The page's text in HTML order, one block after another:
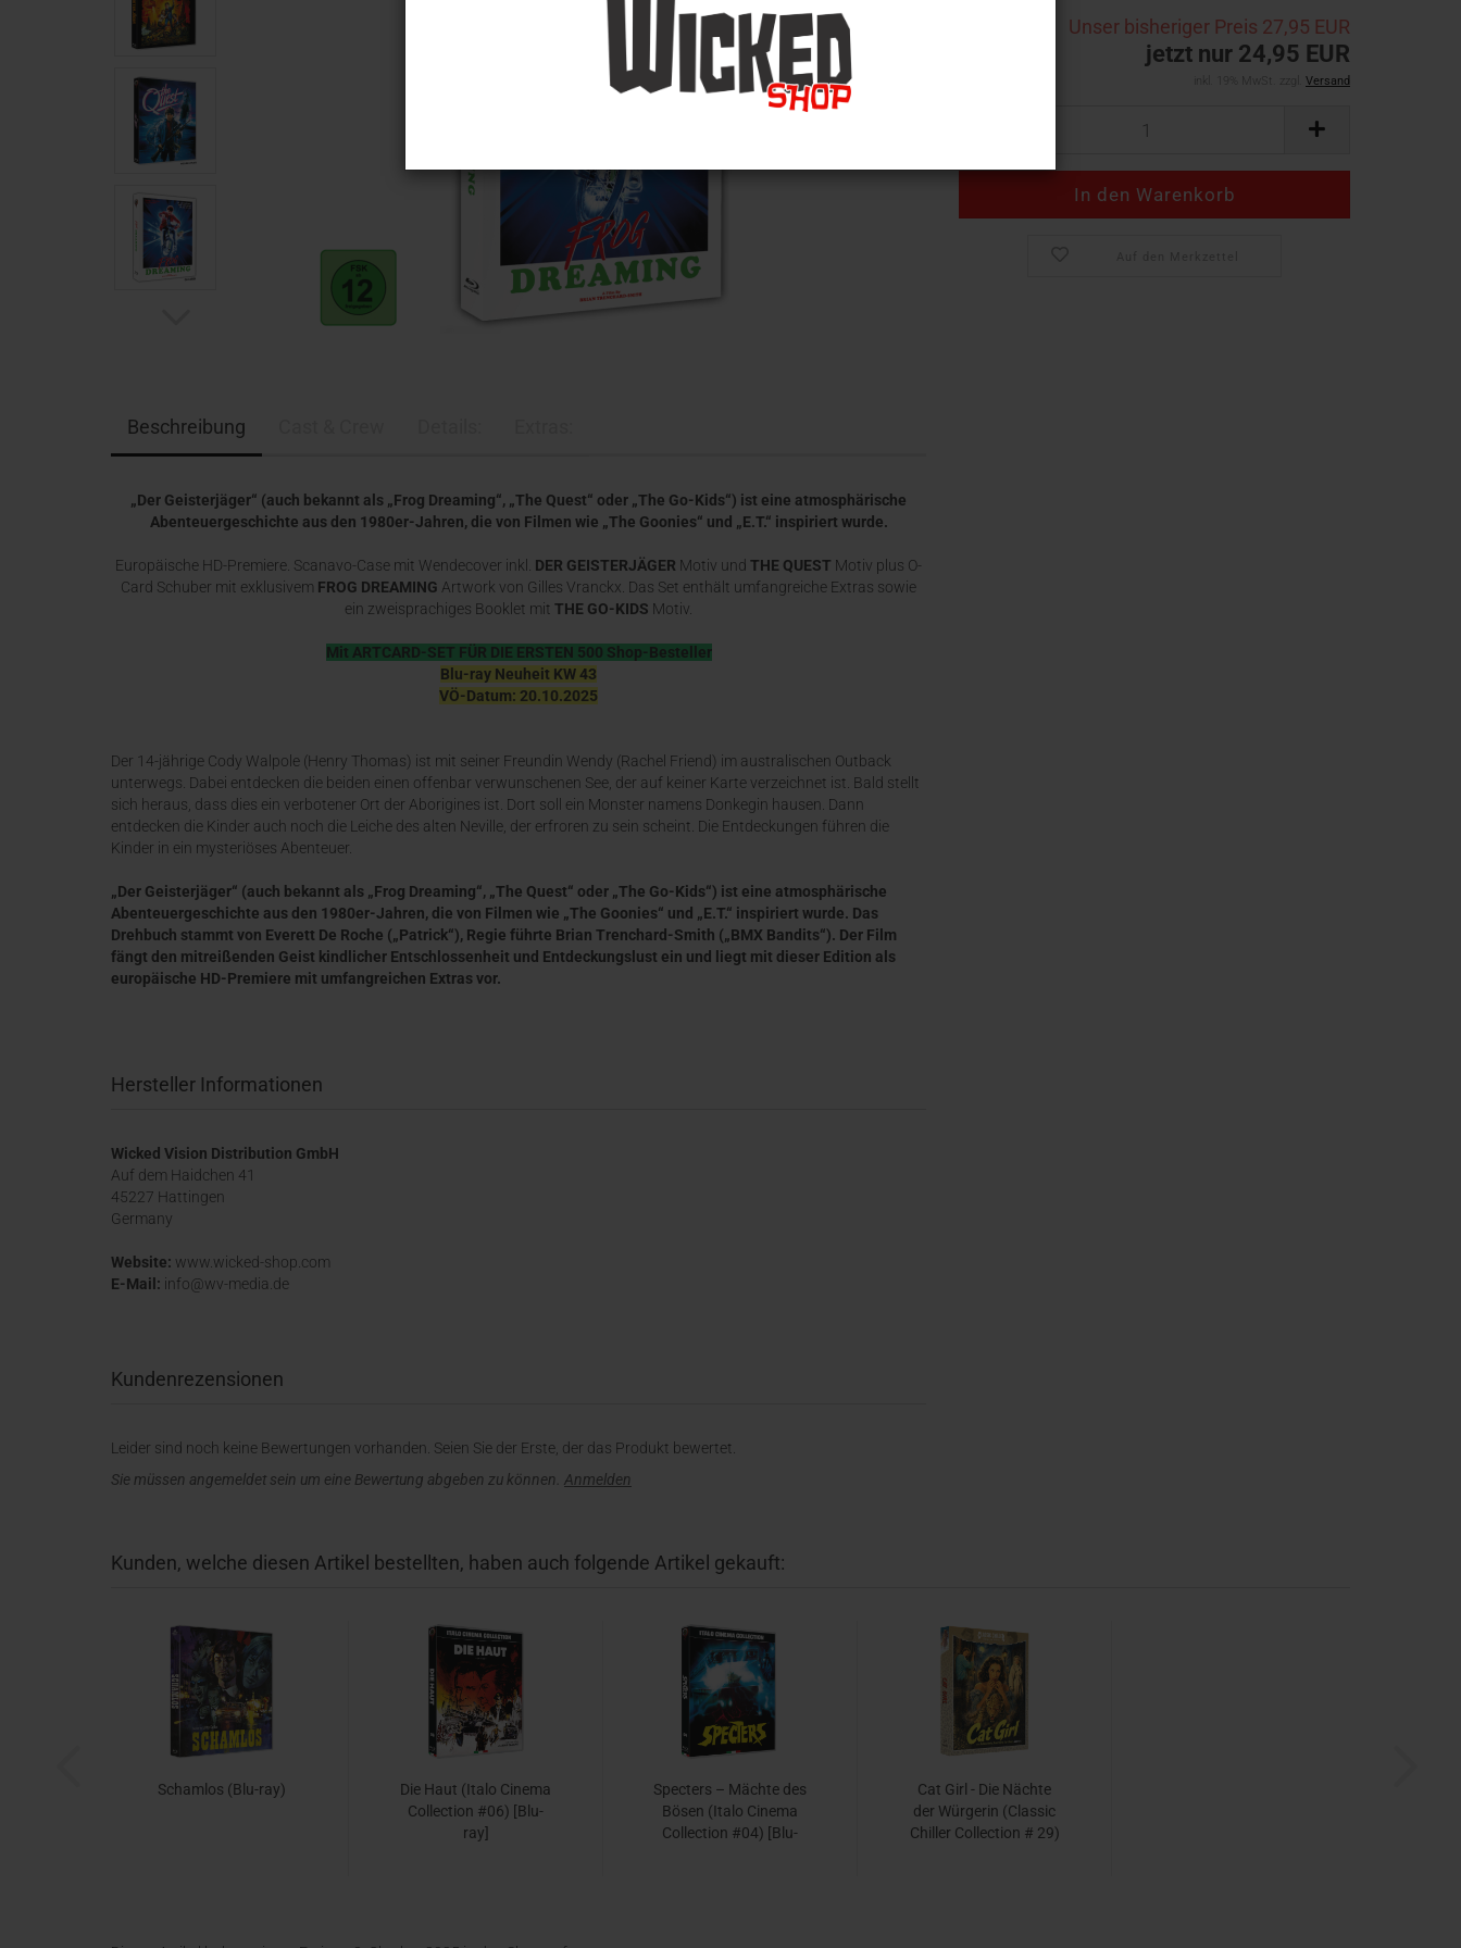
Unser bisheriger Preis 27,95 EUR
jetzt nur 24,95 EUR
inkl. 19% MwSt. zzgl. Versand
Beschreibung
„Der Geisterjäger“ (auch bekannt als „Frog Dreaming“, „The Quest“ oder „The Go-Kids“) ist eine atmosphärische
Abenteuergeschichte aus den 1980er-Jahren, die von Filmen wie „The Goonies“ und „E.T.“ inspiriert wurde.
Europäische HD-Premiere. Scanavo-Case mit Wendecover inkl. DER GEISTERJÄGER Motiv und THE QUEST Motiv plus O-
Card Schuber mit exklusivem FROG DREAMING Artwork von Gilles Vranckx. Das Set enthält umfangreiche Extras sowie
ein zweisprachiges Booklet mit THE GO-KIDS Motiv.
Mit ARTCARD-SET FÜR DIE ERSTEN 500 Shop-Besteller
Blu-ray Neuheit KW 43
VÖ-Datum: 20.10.2025
Der 14-jährige Cody Walpole (Henry Thomas) ist mit seiner Freundin Wendy (Rachel Friend) im australischen Outback
unterwegs. Dabei entdecken die beiden einen offenbar verwunschenen See, der auf keiner Karte verzeichnet ist. Bald stellt
sich heraus, dass dies ein verbotener Ort der Aborigines ist. Dort soll ein Monster namens Donkegin hausen. Dann
entdecken die Kinder auch noch die Leiche des alten Neville, der erfroren zu sein scheint. Die Entdeckungen führen die
Kinder in ein mysteriöses Abenteuer.
„Der Geisterjäger“ (auch bekannt als „Frog Dreaming“, „The Quest“ oder „The Go-Kids“) ist eine atmosphärische
Abenteuergeschichte aus den 1980er-Jahren, die von Filmen wie „The Goonies“ und „E.T.“ inspiriert wurde. Das
Drehbuch stammt von Everett De Roche („Patrick“), Regie führte Brian Trenchard-Smith („BMX Bandits“). Der Film
fängt den mitreißenden Geist kindlicher Entschlossenheit und Entdeckungslust ein und liegt mit dieser Edition als
europäische HD-Premiere mit umfangreichen Extras vor.
Hersteller Informationen
Wicked Vision Distribution GmbH
Auf dem Haidchen 41
45227 Hattingen
Germany
Website: www.wicked-shop.com
E-Mail: info@wv-media.de
Kundenrezensionen
Leider sind noch keine Bewertungen vorhanden. Seien Sie der Erste, der das Produkt bewertet.
Sie müssen angemeldet sein um eine Bewertung abgeben zu können. Anmelden
Kunden, welche diesen Artikel bestellten, haben auch folgende Artikel gekauft:
Schamlos (Blu-ray)
Die Haut (Italo Cinema
Collection #06) [Blu-
ray]
Specters – Mächte des
Bösen (Italo Cinema
Collection #04) [Blu-
Cat Girl - Die Nächte
der Würgerin (Classic
Chiller Collection # 29)